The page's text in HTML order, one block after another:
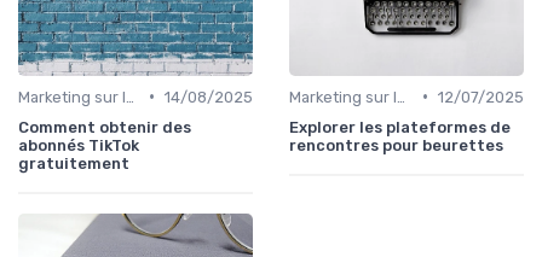
• 14/08/2025
Comment obtenir des
abonnés TikTok
gratuitement
• 12/07/2025
Explorer les plateformes de
rencontres pour beurettes